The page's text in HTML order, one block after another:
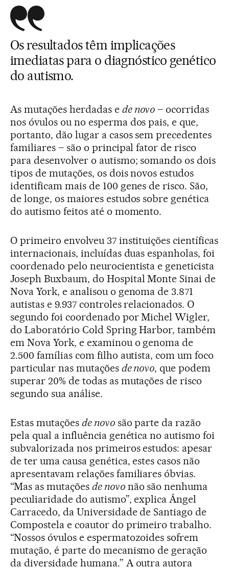
Os resultados têm implicações
imediatas para o diagnóstico genético
do autismo.
As mutações herdadas e de novo – ocorridas
nos óvulos ou no esperma dos pais, e que,
portanto, dão lugar a casos sem precedentes
familiares – são o principal fator de risco
para desenvolver o autismo; somando os dois
tipos de mutações, os dois novos estudos
identificam mais de 100 genes de risco. São,
de longe, os maiores estudos sobre genética
do autismo feitos até o momento.
O primeiro envolveu 37 instituições científicas
internacionais, incluídas duas espanholas, foi
coordenado pelo neurocientista e geneticista
Joseph Buxbaum, do Hospital Monte Sinai de
Nova York, e analisou o genoma de 3.871
autistas e 9.937 controles relacionados. O
segundo foi coordenado por Michel Wigler,
do Laboratório Cold Spring Harbor, também
em Nova York, e examinou o genoma de
2.500 famílias com filho autista, com um foco
particular nas mutações de novo, que podem
superar 20% de todas as mutações de risco
segundo sua análise.
Estas mutações de novosão parte da razão
pela qual a influência genética no autismo foi
subvalorizada nos primeiros estudos: apesar
de ter uma causa genética, estes casos não
apresentavam relações familiares óbvias.
“Mas as mutações de novonão são nenhuma
peculiaridade do autismo”, explica Ángel
Carracedo, da Universidade de Santiago de
Compostela e coautor do primeiro trabalho.
“Nossos óvulos e espermatozoides sofrem
mutação, é parte do mecanismo de geração
da diversidade humana.” A outra autora